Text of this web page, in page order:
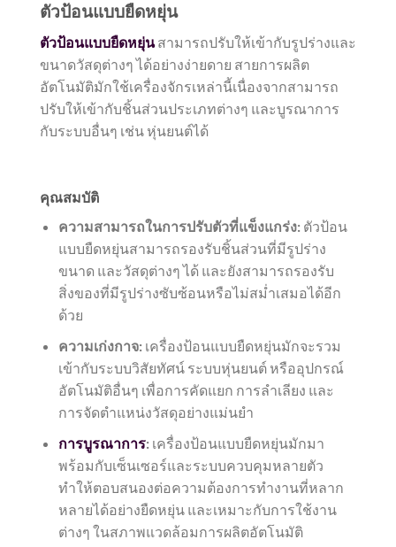
ตัวป้อนแบบยืดหยุ่น
ตัวป้อนแบบยืดหยุ่นสามารถปรับให้เข้ากับรูปร่างและ
ขนาดวัสดุต่างๆ ได้อย่างง่ายดาย สายการผลิต
อัตโนมัติมักใช้เครื่องจักรเหล่านี้เนื่องจากสามารถ
ปรับให้เข้ากับชิ้นส่วนประเภทต่างๆ และบูรณาการ
กับระบบอื่นๆ เช่น หุ่นยนต์ได้
คุณสมบัติ
ความสามารถในการปรับตัวที่แข็งแกร่ง: ตัวป้อน
แบบยืดหยุ่นสามารถรองรับชิ้นส่วนที่มีรูปร่าง
ขนาด และวัสดุต่างๆ ได้ และยังสามารถรองรับ
สิ่งของที่มีรูปร่างซับซ้อนหรือไม่สม่ำเสมอได้อีก
ด้วย
ความเก่งกาจ: เครื่องป้อนแบบยืดหยุ่นมักจะรวม
เข้ากับระบบวิสัยทัศน์ ระบบหุ่นยนต์ หรืออุปกรณ์
อัตโนมัติอื่นๆ เพื่อการคัดแยก การลำเลียง และ
การจัดตำแหน่งวัสดุอย่างแม่นยำ
การบูรณาการ: เครื่องป้อนแบบยืดหยุ่นมักมา
พร้อมกับเซ็นเซอร์และระบบควบคุมหลายตัว
ทำให้ตอบสนองต่อความต้องการทำงานที่หลาก
หลายได้อย่างยืดหยุ่น และเหมาะกับการใช้งาน
ต่างๆ ในสภาพแวดล้อมการผลิตอัตโนมัติ